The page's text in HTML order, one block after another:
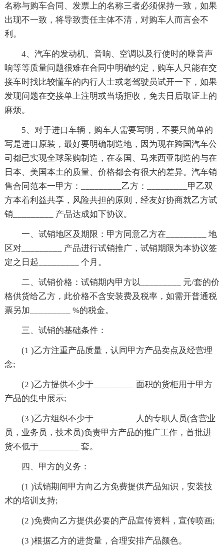
名称与购车合同、发票上的名称三者必须保持一致，如果
出现不一致，将导致责任主体不清，对购车人而言会不
利。
4、汽车的发动机、音响、空调以及行使时的噪音声
响等等质量问题很难在合同中明确约定，购车人只能在交
接车时找比较懂车的内行人士或老驾驶员试开一下，如果
发现问题在交接单上注明或当场拒收，免去日后取证上的
麻烦。
5、对于进口车辆，购车人需要写明，不要只简单的
写是进口原装，最好要明确制造地，因为现在跨国汽车公
司都已实现全球采购制造，在泰国、马来西亚制造的与在
日本、美国本土的质量、价格都会有很大的差异。汽车销
售合同范本一甲方：_________乙方：_________甲乙双
方本着利益共享，风险共担的原则，经友好协商就乙方试
销_________ 产品达成如下协议。
一、试销地区及期限：甲方同意乙方在_________ 地
区对_________ 产品进行试销推广，试销期限为本协议签
定之日起_________ 个月。
二、试销价格：试销期内甲方以_________ 元/套的价
格供货给乙方，此价格不含安装费及税率，如需开普通税
票另加_________ %的税金。
三、试销的基础条件：
(1 )乙方注重产品质量，认同甲方产品卖点及经营理
念;
(2 )乙方提供不少于_________ 面积的货柜用于甲方
产品的集中展示;
(3 )乙方组织不少于_________ 人的专职人员(含营业
员，业务员，技术员)负责甲方产品的推广工作，首批进
货不低于_________ 套。
四、甲方的义务：
(1 )试销期间甲方向乙方免费提供产品知识，安装技
术的培训支持;
(2 )免费向乙方提供必要的产品宣传资料，宣传喷画;
(3 )根据乙方的进货量，合理安排产品颜色。